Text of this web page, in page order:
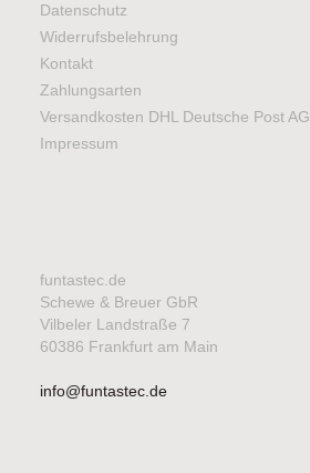
Datenschutz
Widerrufsbelehrung
Kontakt
Zahlungsarten
Versandkosten DHL Deutsche Post AG
Impressum
funtastec.de
Schewe & Breuer GbR
Vilbeler Landstraße 7
60386 Frankfurt am Main
info@funtastec.de